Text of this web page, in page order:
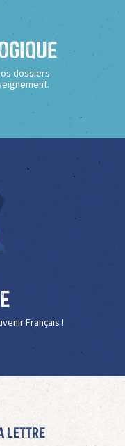
dossiers
Français !
Lettre